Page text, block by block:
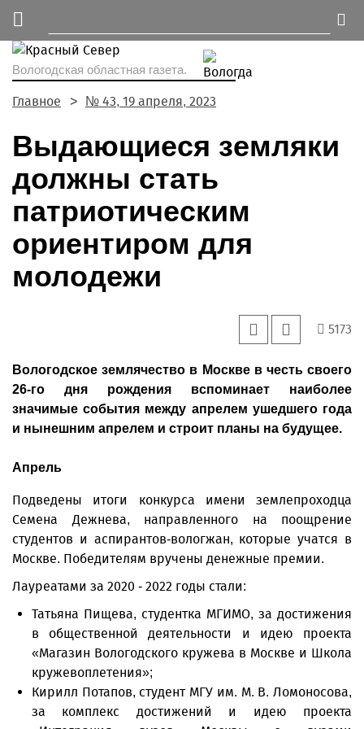
Вологодская областная газета.
Главное № 43, 19 апреля, 2023
Выдающиеся земляки
должны стать
патриотическим
ориентиром для
молодежи
5173
Вологодское землячество в Москве в честь своего
26-го дня рождения вспоминает наиболее
значимые события между апрелем ушедшего года
и нынешним апрелем и строит планы на будущее.
Апрель
Подведены итоги конкурса имени землепроходца
Семена Дежнева, направленного на поощрение
студентов и аспирантов-вологжан, которые учатся в
Москве. Победителям вручены денежные премии.
Лауреатами за 2020 - 2022 годы стали:
Татьяна Пищева, студентка МГИМО, за достижения
в общественной деятельности и идею проекта
«Магазин Вологодского кружева в Москве и Школа
кружевоплетения»;
Кирилл Потапов, студент МГУ им. М. В. Ломоносова,
за комплекс достижений и идею проекта